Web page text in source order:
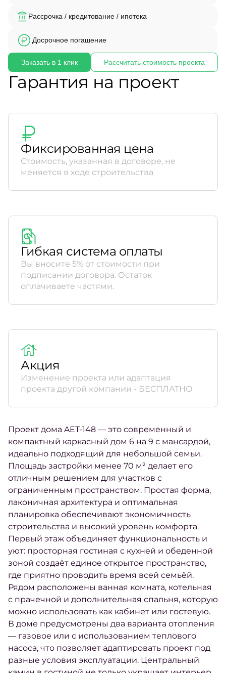
Рассрочка / кредитование / ипотека
Досрочное погашение
Заказать в 1 клик Рассчитать стоимость проекта
Гарантия на проект
Фиксированная цена
Стоимость, указанная в договоре, не
меняется в ходе строительства
Гибкая система оплаты
Вы вносите 5% от стоимости при
подписании договора. Остаток
оплачиваете частями.
Акция
Изменение проекта или адаптация
проекта другой компании - БЕСПЛАТНО
Проект дома AET-148 — это современный и
компактный каркасный дом 6 на 9 с мансардой,
идеально подходящий для небольшой семьи.
Площадь застройки менее 70 м² делает его
отличным решением для участков с
ограниченным пространством. Простая форма,
лаконичная архитектура и оптимальная
планировка обеспечивают экономичность
строительства и высокий уровень комфорта.
Первый этаж объединяет функциональность и
уют: просторная гостиная с кухней и обеденной
зоной создаёт единое открытое пространство,
где приятно проводить время всей семьёй.
Рядом расположены ванная комната, котельная
с прачечной и дополнительная спальня, которую
можно использовать как кабинет или гостевую.
В доме предусмотрены два варианта отопления
— газовое или с использованием теплового
насоса, что позволяет адаптировать проект под
разные условия эксплуатации. Центральный